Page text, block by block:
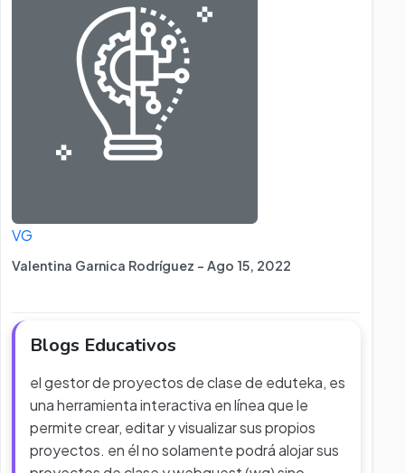
VG
Valentina Garnica Rodríguez - Ago 15, 2022
Blogs Educativos
el gestor de proyectos de clase de eduteka, es
una herramienta interactiva en línea que le
permite crear, editar y visualizar sus propios
proyectos. en él no solamente podrá alojar sus